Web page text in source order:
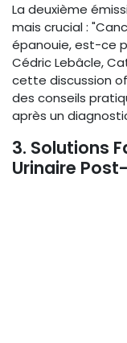
La deuxième
mais crucial :
épanouie, est-ce
Cédric Lebâcle,
cette discussion
des conseils
après un
3. Solutions
Urinaire